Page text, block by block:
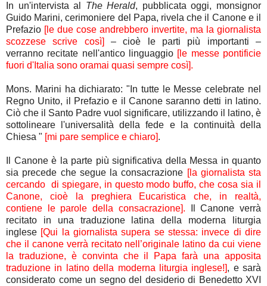
In un'intervista al The Herald, pubblicata oggi, monsignor
Guido Marini,cerimoniere del Papa, rivela che il Canone e il
Prefazio [le due cose andrebbero invertite, ma la giornalista
scozzese scrive così] – cioè le parti più importanti –
verranno recitate nell'antico linguaggio [le messe pontificie
fuori d'Italia sono oramai quasi sempre così].
Mons. Marini ha dichiarato: "In tutte le Messe celebrate nel
Regno Unito, il Prefazio e il Canone saranno detti in latino.
Ciò che il Santo Padre vuol significare, utilizzando il latino, è
sottolineare l'universalità della fede e la continuità della
Chiesa " [mi pare semplice e chiaro].
Il Canone è la parte più significativa della Messa in quanto
sia precede che segue la consacrazione [la giornalista sta
cercando di spiegare, in questo modo buffo, che cosa sia il
Canone, cioè la preghiera Eucaristica che, in realtà,
contiene le parole della consacrazione]. Il Canone verrà
recitato in una traduzione latina della moderna liturgia
inglese [Qui la giornalista supera se stessa: invece di dire
che il canone verrà recitato nell’originale latino da cui viene
la traduzione, è convinta che il Papa farà una apposita
traduzione in latino della moderna liturgia inglese!], e sarà
considerato come un segno del desiderio di Benedetto XVI